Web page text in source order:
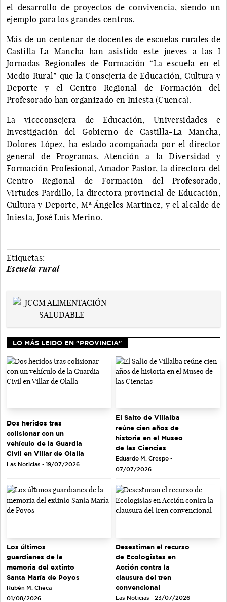
el desarrollo de proyectos de convivencia, siendo un
ejemplo para los grandes centros.
Más de un centenar de docentes de escuelas rurales de
Castilla-La Mancha han asistido este jueves a las I
Jornadas Regionales de Formación “La escuela en el
Medio Rural” que la Consejería de Educación, Cultura y
Deporte y el Centro Regional de Formación del
Profesorado han organizado en Iniesta (Cuenca).
La viceconsejera de Educación, Universidades e
Investigación del Gobierno de Castilla-La Mancha,
Dolores López, ha estado acompañada por el director
general de Programas, Atención a la Diversidad y
Formación Profesional, Amador Pastor, la directora del
Centro Regional de Formación del Profesorado,
Virtudes Pardillo, la directora provincial de Educación,
Cultura y Deporte, Mª Ángeles Martínez, y el alcalde de
Iniesta, José Luis Merino.
Etiquetas:
Escuela rural
LO MÁS LEIDO EN "PROVINCIA"
Dos heridos tras
colisionar con un
vehículo de la Guardia
Civil en Villar de Olalla
Las Noticias - 19/07/2026
El Salto de Villalba
reúne cien años de
historia en el Museo
de las Ciencias
Eduardo M. Crespo -
07/07/2026
Los últimos
guardianes de la
memoria del extinto
Santa María de Poyos
Rubén M. Checa -
01/08/2026
Desestiman el recurso
de Ecologistas en
Acción contra la
clausura del tren
convencional
Las Noticias - 23/07/2026